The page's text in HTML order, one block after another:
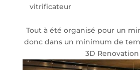
vitrificateur
Tout à été organisé pour un
donc dans un minimum de
3D Renovation